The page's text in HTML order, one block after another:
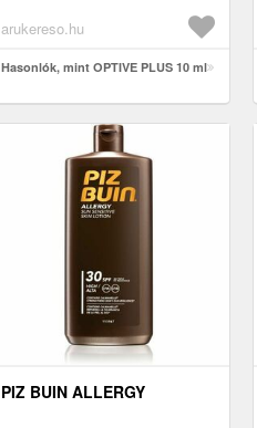
környezet...
arukereso.hu
Hasonlók, mint OPTIVE PLUS 10 ml
PIZ BUIN ALLERGY